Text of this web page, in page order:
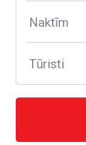
Naktīm
Tūristi